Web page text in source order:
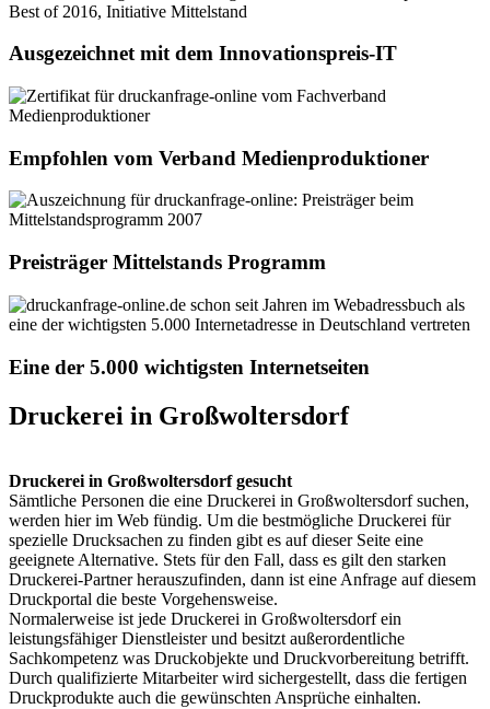
Ausgezeichnet mit dem Innovationspreis-IT
Empfohlen vom Verband Medienproduktioner
Preisträger Mittelstands Programm
Eine der 5.000 wichtigsten Internetseiten
Druckerei in Großwoltersdorf
Druckerei in Großwoltersdorf gesucht
Sämtliche Personen die eine Druckerei in Großwoltersdorf suchen,
werden hier im Web fündig. Um die bestmögliche Druckerei für
spezielle Drucksachen zu finden gibt es auf dieser Seite eine
geeignete Alternative. Stets für den Fall, dass es gilt den starken
Druckerei-Partner herauszufinden, dann ist eine Anfrage auf diesem
Druckportal die beste Vorgehensweise.
Normalerweise ist jede Druckerei in Großwoltersdorf ein
leistungsfähiger Dienstleister und besitzt außerordentliche
Sachkompetenz was Druckobjekte und Druckvorbereitung betrifft.
Durch qualifizierte Mitarbeiter wird sichergestellt, dass die fertigen
Druckprodukte auch die gewünschten Ansprüche einhalten.